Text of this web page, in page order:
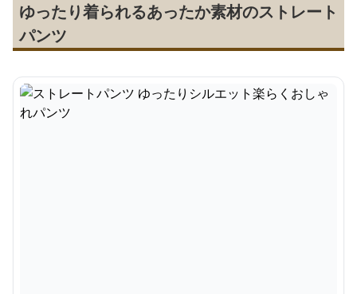
ゆったり着られるあったか素材のストレート
パンツ